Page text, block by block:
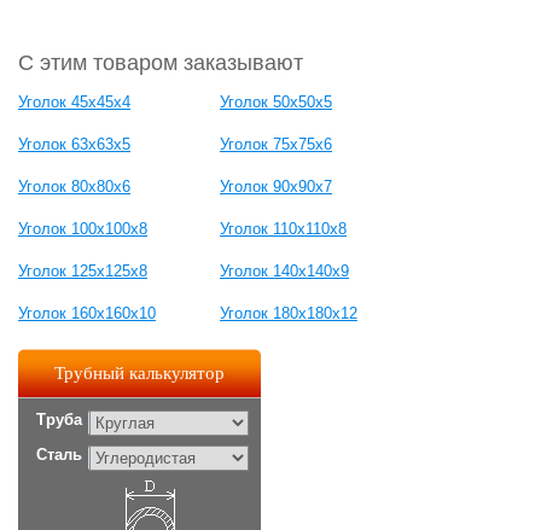
С этим товаром заказывают
Уголок 45х45х4 Уголок 50х50х5
Уголок 63х63х5 Уголок 75х75х6
Уголок 80х80х6 Уголок 90х90х7
Уголок 100х100х8 Уголок 110х110х8
Уголок 125х125х8 Уголок 140х140х9
Уголок 160х160х10 Уголок 180х180х12
Трубный калькулятор
Труба
Сталь